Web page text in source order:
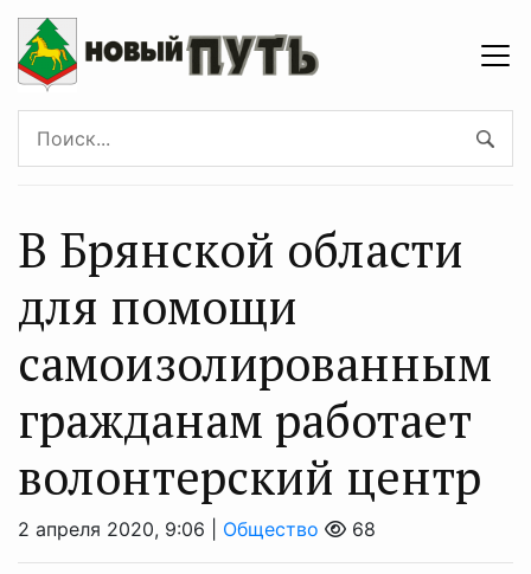
В Брянской области
для помощи
самоизолированным
гражданам работает
волонтерский центр
2 апреля 2020, 9:06 | Общество 68